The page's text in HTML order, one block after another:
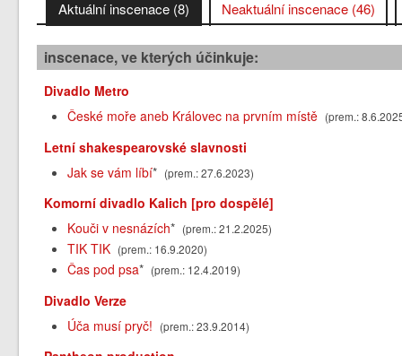
Aktuální inscenace (8) Neaktuální inscenace (46)
inscenace, ve kterých účinkuje:
Divadlo Metro
České moře aneb Královec na prvním místě (prem.:
Letní shakespearovské slavnosti
Jak se vám líbí* (prem.: 27.6.2023)
Komorní divadlo Kalich [pro dospělé]
Kouči v nesnázích* (prem.: 21.2.2025)
TIK TIK (prem.: 16.9.2020)
Čas pod psa* (prem.: 12.4.2019)
Divadlo Verze
Úča musí pryč! (prem.: 23.9.2014)